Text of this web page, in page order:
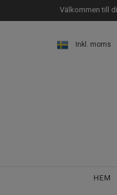
Välkommen till
Inkl. moms
HEM